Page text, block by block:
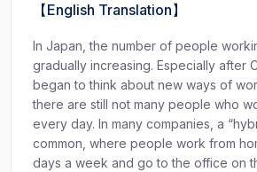
【English Translation】
In Japan, the number of people
gradually increasing. Especially after
began to think about new ways of
there are still not many people who
every day. In many companies, a
common, where people work from
days a week and go to the office on